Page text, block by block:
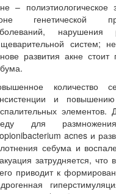
–
генетической
систем;
развития акне
количество
и
элементов.
для
acnes и
себума и
затрудняется,
приводит к